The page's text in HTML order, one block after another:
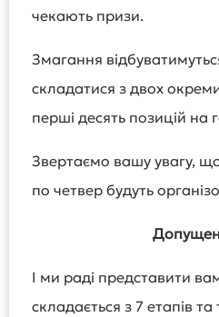
чекають призи.
Змагання
складатися з двох
перші десять позицій на
Звертаємо вашу увагу,
по четвер будуть
І ми раді представити
складається з 7 етапів